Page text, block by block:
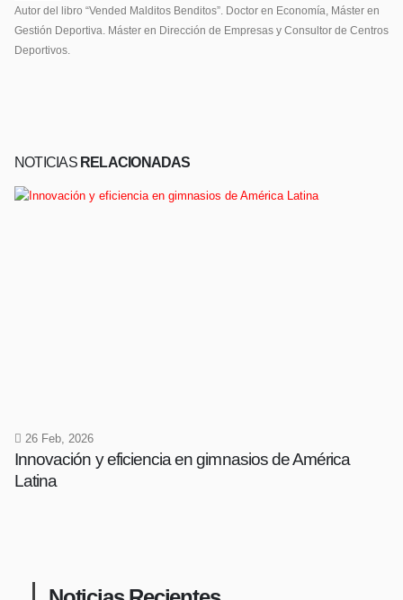
Autor del libro “Vended Malditos Benditos”. Doctor en Economía, Máster en
Gestión Deportiva. Máster en Dirección de Empresas y Consultor de Centros
Deportivos.
NOTICIAS RELACIONADAS
26 Feb, 2026
Innovación y eficiencia en gimnasios de América
Latina